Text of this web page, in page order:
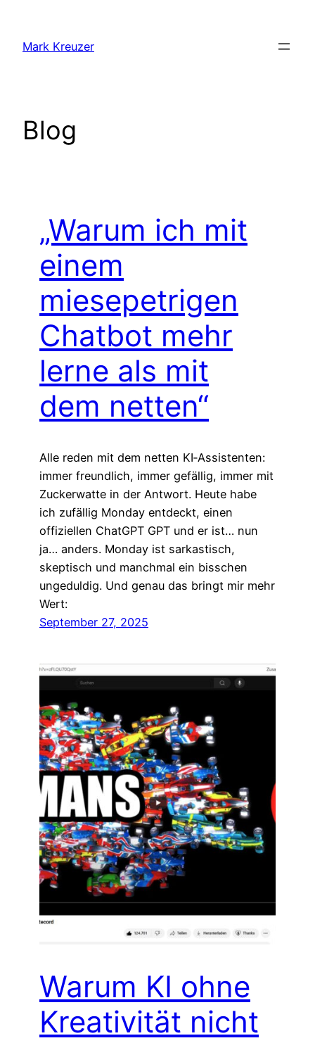
springen
Mark Kreuzer
Blog
„Warum ich mit
einem
miesepetrigen
Chatbot mehr
lerne als mit
dem netten“
Alle reden mit dem netten KI‑Assistenten:
immer freundlich, immer gefällig, immer mit
Zuckerwatte in der Antwort. Heute habe
ich zufällig Monday entdeckt, einen
offiziellen ChatGPT GPT und er ist… nun
ja… anders. Monday ist sarkastisch,
skeptisch und manchmal ein bisschen
ungeduldig. Und genau das bringt mir mehr
Wert:
September 27, 2025
Warum KI ohne
Kreativität nicht